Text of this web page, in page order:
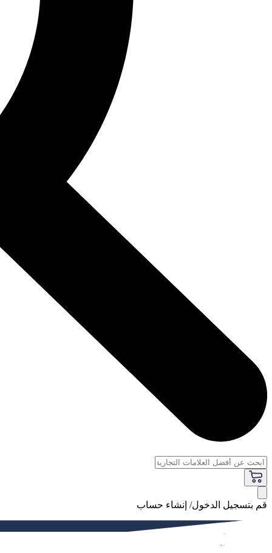
قم بتسجيل الدخول/ إنشاء حساب
فاخر
النساء
الرجال